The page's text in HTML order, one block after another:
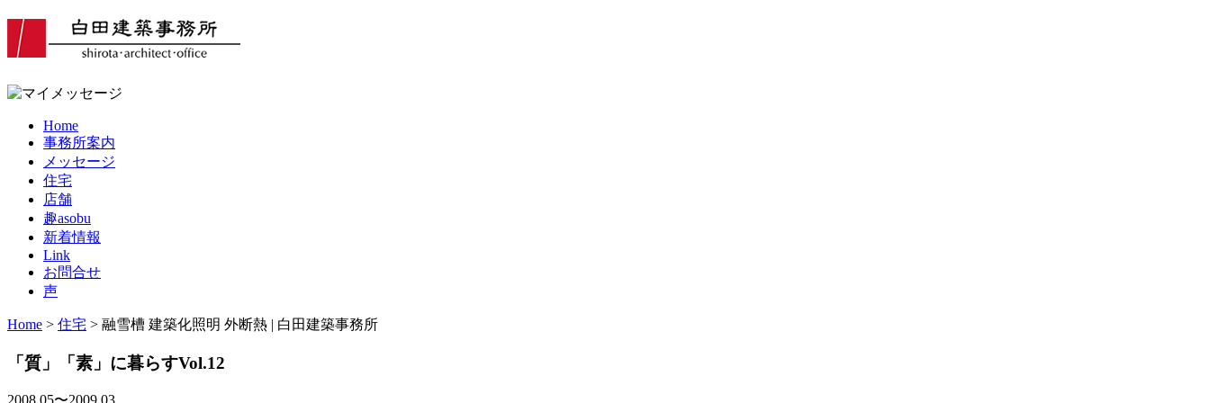
Home
事務所案内
メッセージ
住宅
店舗
趣asobu
新着情報
Link
お問合せ
声
Home > 住宅 > 融雪槽 建築化照明 外断熱 | 白田建築事務所
「質」「素」に暮らすVol.12